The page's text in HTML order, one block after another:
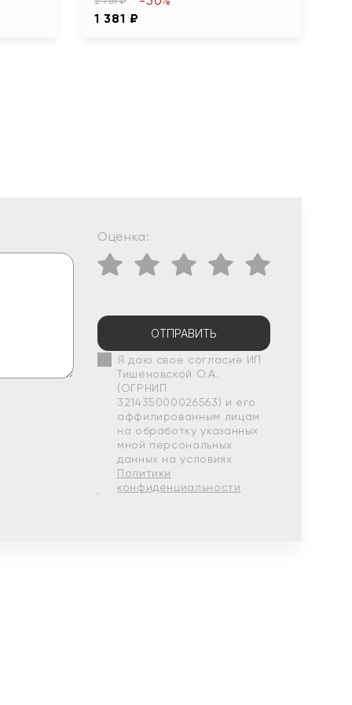
1 381 ₽
Оценка:
ОТПРАВИТЬ
Я даю свое согласие ИП
Тишеновской О.А.
(ОГРНИП
321435000026563) и его
аффилированным лицам
на обработку указанных
мной персональных
данных на условиях
Политики
конфиденциальности